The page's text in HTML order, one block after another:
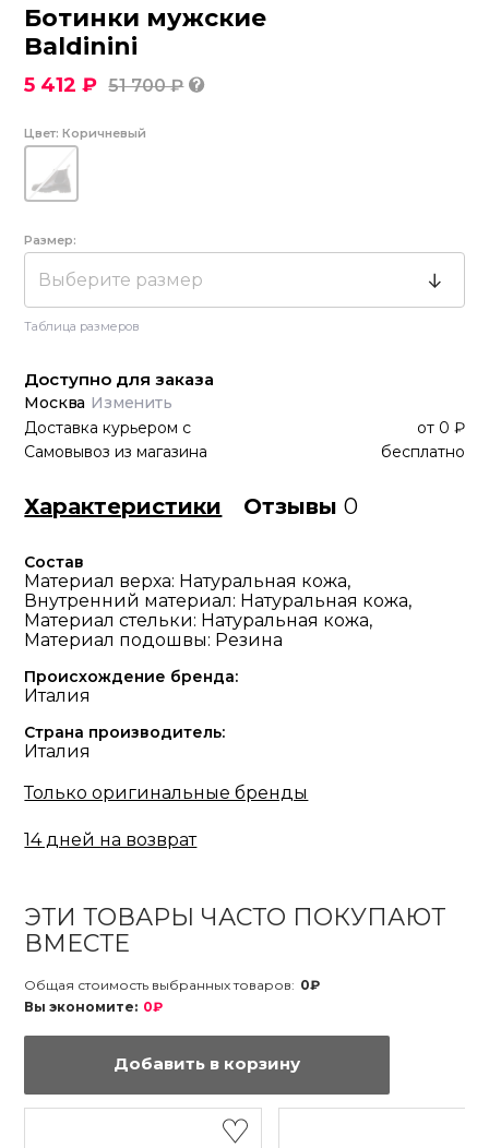
Ботинки мужские
Baldinini
5 412 ₽ 51 700 ₽
Цвет: Коричневый
Размер:
Выберите размер
Таблица размеров
Доступно для заказа
Москва Изменить
Доставка курьером с от 0 ₽
Самовывоз из магазина
бесплатно
Характеристики Отзывы0
Состав
Материал верха: Натуральная кожа,
Внутренний материал: Натуральная кожа,
Материал стельки: Натуральная кожа,
Материал подошвы: Резина
Происхождение бренда:
Италия
Страна производитель:
Италия
Только оригинальные бренды
14 дней на возврат
ЭТИ ТОВАРЫ ЧАСТО ПОКУПАЮТ
ВМЕСТЕ
Общая стоимость выбранных товаров: 0₽
Вы экономите: 0₽
Добавить в корзину